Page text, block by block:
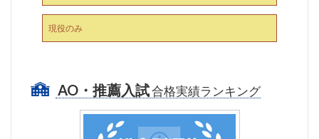
現役のみ
AO・推薦入試合格実績ランキング